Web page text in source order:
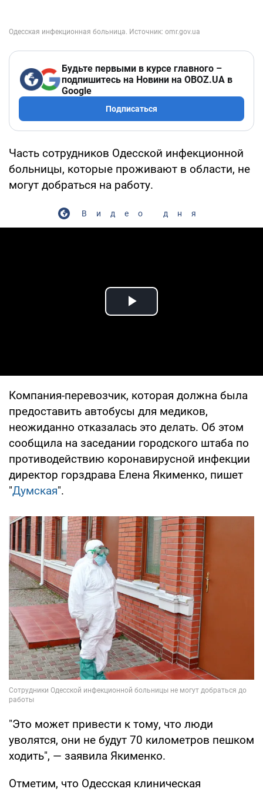
Будьте первыми в курсе главного –
подпишитесь на Новини на OBOZ.UA в
Google
Подписаться
Часть сотрудников Одесской инфекционной
больницы, которые проживают в области, не
могут добраться на работу.
Видео дня
Play Video
Компания-перевозчик, которая должна была
предоставить автобусы для медиков,
неожиданно отказалась это делать. Об этом
сообщила на заседании городского штаба по
противодействию коронавирусной инфекции
директор горздрава Елена Якименко, пишет
"Думская".
"Это может привести к тому, что люди
уволятся, они не будут 70 километров пешком
ходить", — заявила Якименко.
Отметим, что Одесская клиническая